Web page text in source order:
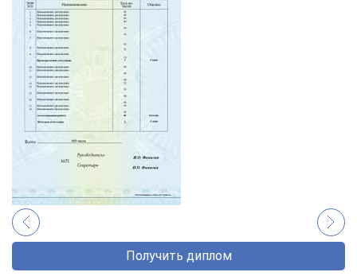
Получить диплом